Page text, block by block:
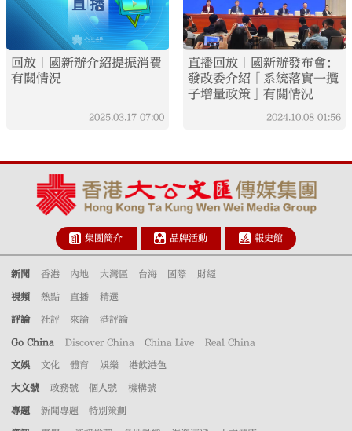
回放｜國新辦介紹提振消費
有關情況
2025.03.17 07:00
直播回放｜國新辦發布會：
發改委介紹「系統落實一攬
子增量政策」有關情況
2024.10.08 01:56
集團簡介 品牌活動 報史館
新聞 香港 內地 大灣區 台海 國際 財經
視頻 熱點 直播 精選
評論 社評 來論 港評論
Go China Discover China China Live Real China
文娛 文化 體育 娛樂 港飲港色
大文號 政務號 個人號 機構號
專題 新聞專題 特別策劃